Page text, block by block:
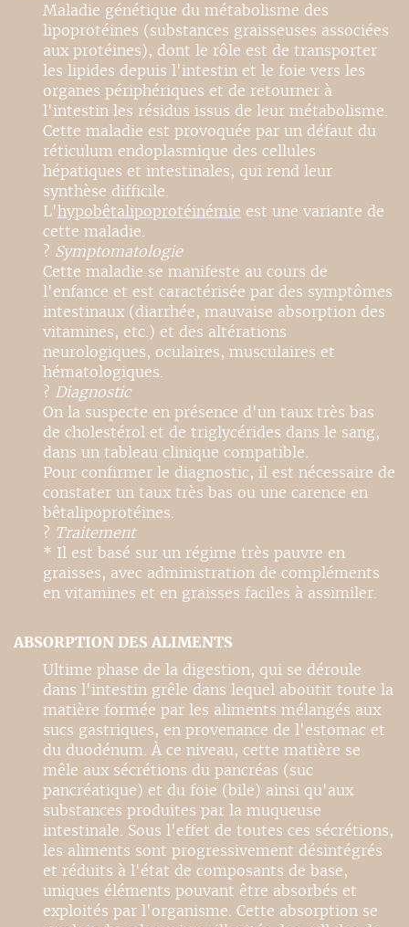
Maladie génétique du métabolisme des
lipoprotéines (substances graisseuses associées
aux protéines), dont le rôle est de transporter
les lipides depuis l'intestin et le foie vers les
organes périphériques et de retourner à
l'intestin les résidus issus de leur métabolisme.
Cette maladie est provoquée par un défaut du
réticulum endoplasmique des cellules
hépatiques et intestinales, qui rend leur
synthèse difficile.
L'hypobêtalipoprotéinémie est une variante de
cette maladie.
? Symptomatologie
Cette maladie se manifeste au cours de
l'enfance et est caractérisée par des symptômes
intestinaux (diarrhée, mauvaise absorption des
vitamines, etc.) et des altérations
neurologiques, oculaires, musculaires et
hématologiques.
? Diagnostic
On la suspecte en présence d'un taux très bas
de cholestérol et de triglycérides dans le sang,
dans un tableau clinique compatible.
Pour confirmer le diagnostic, il est nécessaire de
constater un taux très bas ou une carence en
bêtalipoprotéines.
? Traitement
* Il est basé sur un régime très pauvre en
graisses, avec administration de compléments
en vitamines et en graisses faciles à assimiler.
ABSORPTION DES ALIMENTS
Ultime phase de la digestion, qui se déroule
dans l'intestin grêle dans lequel aboutit toute la
matière formée par les aliments mélangés aux
sucs gastriques, en provenance de l'estomac et
du duodénum. À ce niveau, cette matière se
mêle aux sécrétions du pancréas (suc
pancréatique) et du foie (bile) ainsi qu'aux
substances produites par la muqueuse
intestinale. Sous l'effet de toutes ces sécrétions,
les aliments sont progressivement désintégrés
et réduits à l'état de composants de base,
uniques éléments pouvant être absorbés et
exploités par l'organisme. Cette absorption se